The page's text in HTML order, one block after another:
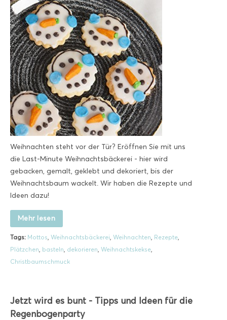
Weihnachten steht vor der Tür? Eröffnen Sie mit uns
die Last-Minute Weihnachtsbäckerei - hier wird
gebacken, gemalt, geklebt und dekoriert, bis der
Weihnachtsbaum wackelt. Wir haben die Rezepte und
Ideen dazu!
Mehr lesen
Tags: Mottos, Weihnachtsbäckerei, Weihnachten, Rezepte,
Plätzchen, basteln, dekorieren, Weihnachtskekse,
Christbaumschmuck
Jetzt wird es bunt - Tipps und Ideen für die
Regenbogenparty